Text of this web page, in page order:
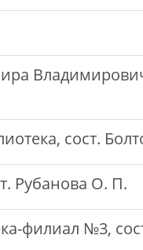
сост.
Рубанова О. П.
филиал №3,